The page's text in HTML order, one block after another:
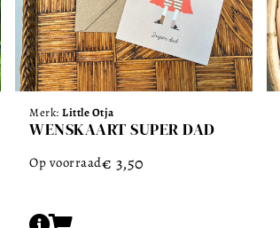
Merk: Little Otja
WENSKAART SUPER DAD
Op voorraad€ 3,50